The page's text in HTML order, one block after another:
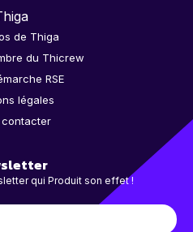
de Thiga
du Thicrew
RSE
légales
contacter
qui Produit son effet !